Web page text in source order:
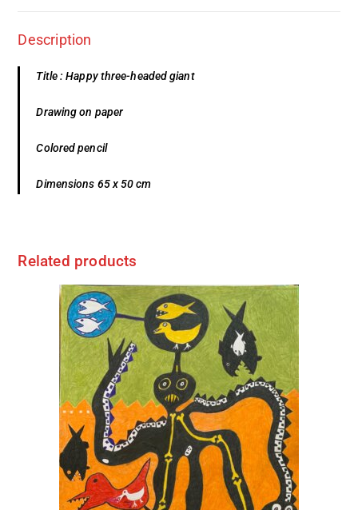
Description
Title : Happy three-headed giant
Drawing on paper
Colored pencil
Dimensions 65 x 50 cm
Related products